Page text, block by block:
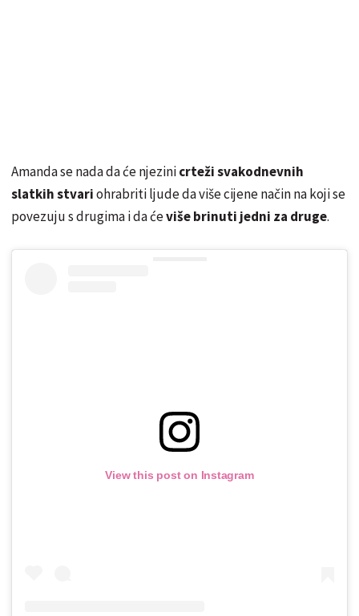
Amanda se nada da će njezinicrteži svakodnevnih
slatkih stvariohrabriti ljude da više cijene način na koji se
povezuju s drugima i da ćeviše brinuti jedni za druge.
View this post on Instagram